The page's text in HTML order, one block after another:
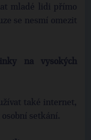
mladé lidi přímo
se nesmí omezit
na vysokých
také internet,
setkání.